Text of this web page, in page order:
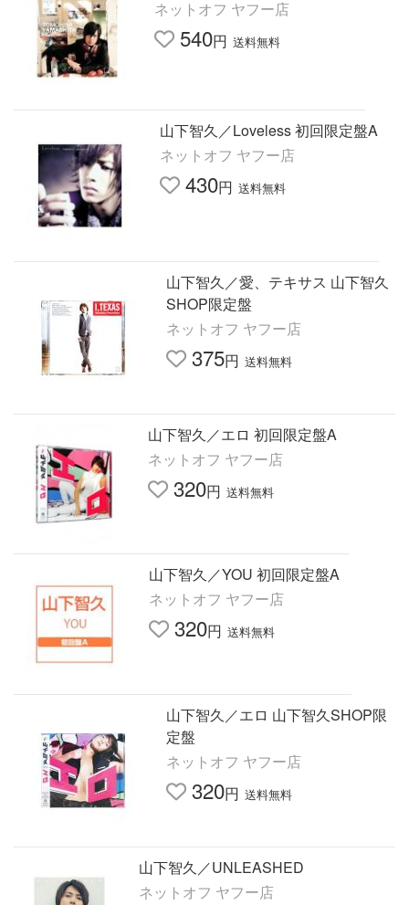
ネットオフ ヤフー店
540円 送料無料
山下智久／Loveless 初回限定盤A
ネットオフ ヤフー店
430円 送料無料
山下智久／愛、テキサス 山下智久
SHOP限定盤
ネットオフ ヤフー店
375円 送料無料
山下智久／エロ 初回限定盤A
ネットオフ ヤフー店
320円 送料無料
山下智久／YOU 初回限定盤A
ネットオフ ヤフー店
320円 送料無料
山下智久／エロ 山下智久SHOP限
定盤
ネットオフ ヤフー店
320円 送料無料
山下智久／UNLEASHED
ネットオフ ヤフー店